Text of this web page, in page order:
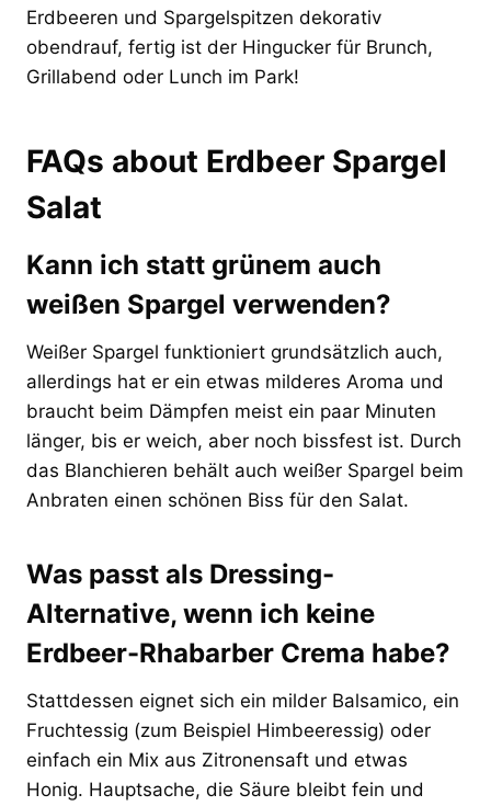
Erdbeeren und Spargelspitzen dekorativ
obendrauf, fertig ist der Hingucker für Brunch,
Grillabend oder Lunch im Park!
FAQs about Erdbeer Spargel
Salat
Kann ich statt grünem auch
weißen Spargel verwenden?
Weißer Spargel funktioniert grundsätzlich auch,
allerdings hat er ein etwas milderes Aroma und
braucht beim Dämpfen meist ein paar Minuten
länger, bis er weich, aber noch bissfest ist. Durch
das Blanchieren behält auch weißer Spargel beim
Anbraten einen schönen Biss für den Salat.
Was passt als Dressing-
Alternative, wenn ich keine
Erdbeer-Rhabarber Crema habe?
Stattdessen eignet sich ein milder Balsamico, ein
Fruchtessig (zum Beispiel Himbeeressig) oder
einfach ein Mix aus Zitronensaft und etwas
Honig. Hauptsache, die Säure bleibt fein und